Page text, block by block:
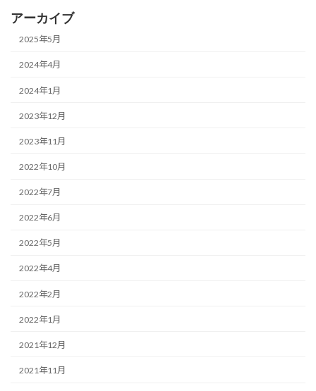
アーカイブ
2025年5月
2024年4月
2024年1月
2023年12月
2023年11月
2022年10月
2022年7月
2022年6月
2022年5月
2022年4月
2022年2月
2022年1月
2021年12月
2021年11月